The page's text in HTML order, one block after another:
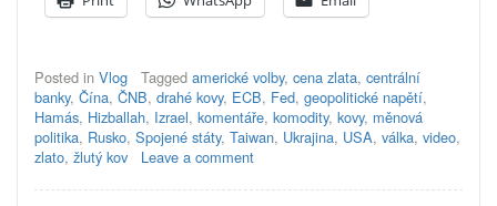
koupit?“
Posted in Vlog Tagged americké volby, cena zlata, centrální
banky, Čína, ČNB, drahé kovy, ECB, Fed, geopolitické napětí,
Hamás, Hizballah, Izrael, komentáře, komodity, kovy, měnová
politika, Rusko, Spojené státy, Taiwan, Ukrajina, USA, válka, video,
zlato, žlutý kov Leave a comment